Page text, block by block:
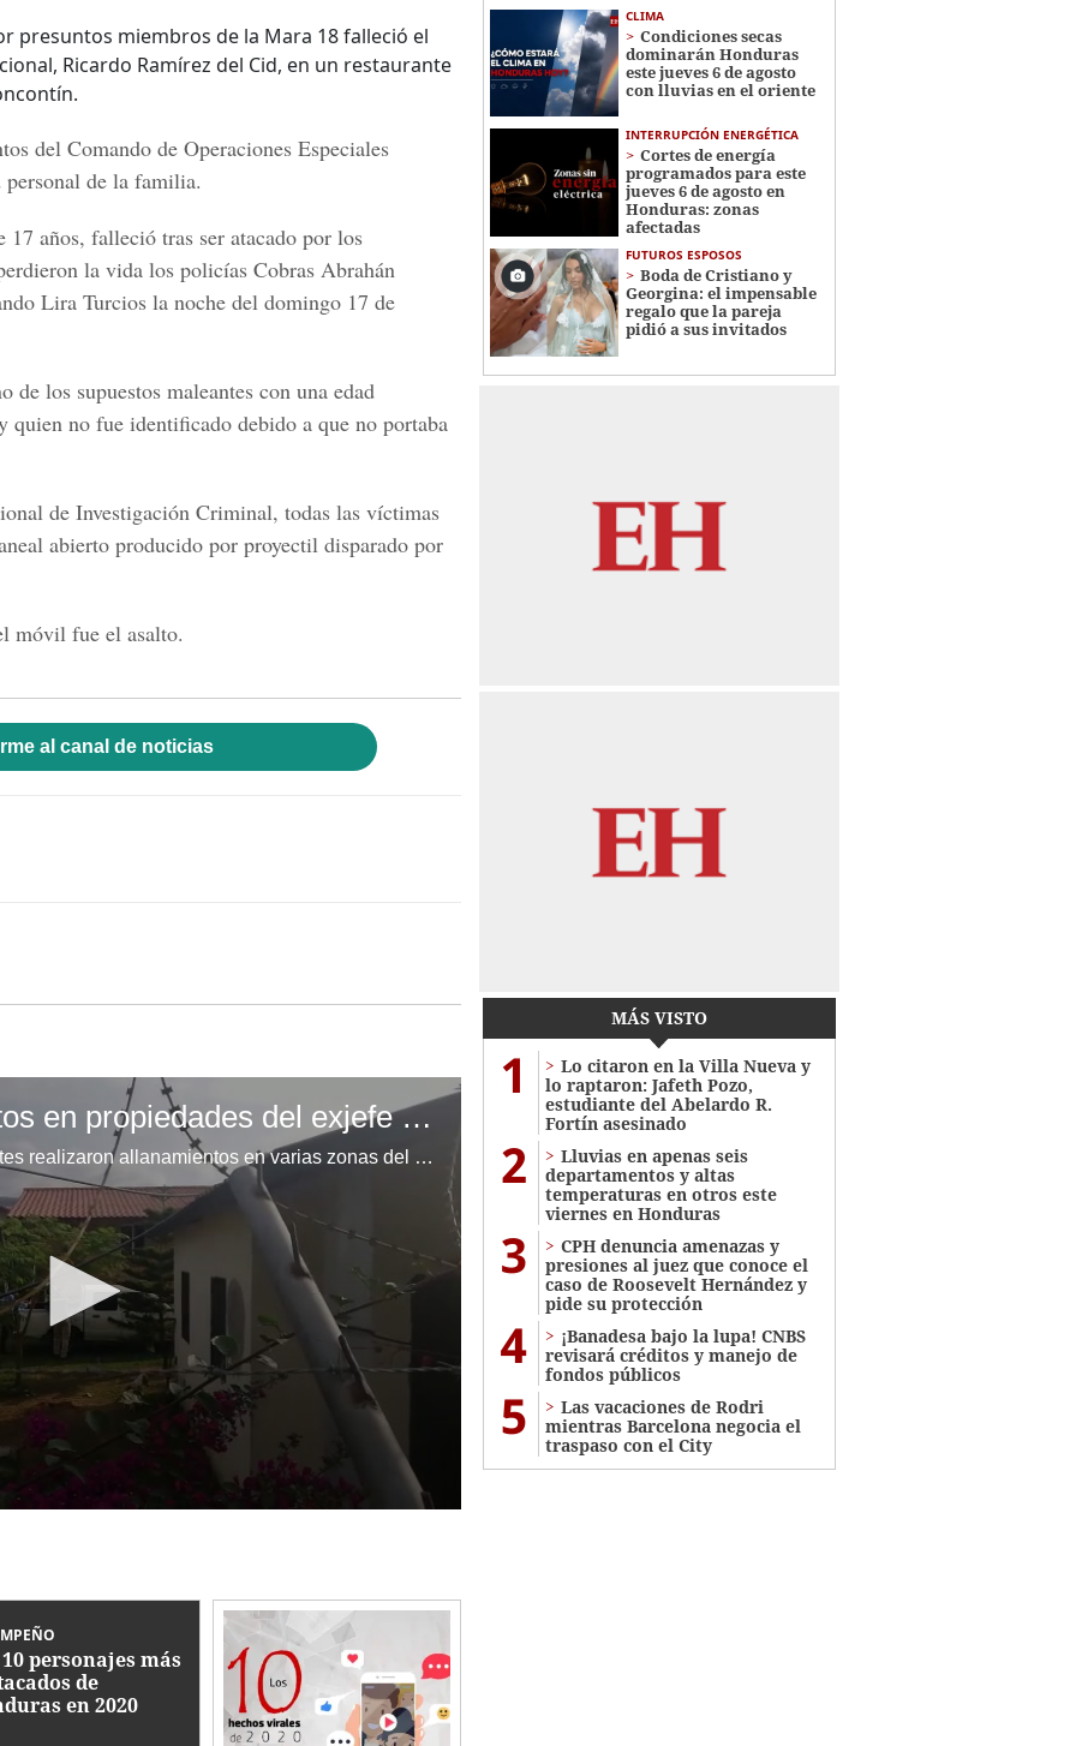
presuntos miembros de la Mara 18 falleció el
Ricardo Ramírez del Cid, en un restaurante
del Comando de Operaciones Especiales
personal de la familia.
años, falleció tras ser atacado por los
la vida los policías Cobras Abrahán
Lira Turcios la noche del domingo 17 de
de los supuestos maleantes con una edad
quien no fue identificado debido a que no portaba
de Investigación Criminal, todas las víctimas
abierto producido por proyectil disparado por
móvil fue el asalto.
al canal de noticias
Realizan allanamientos en propiedades del exjefe de la Policía, Ramírez del Cid
Desde tempranas horas los agentes realizaron allanamientos en varias zonas del país donde el exjerarca de la Policía tiene propiedades, una de ellas localizada en la aldea Mateo de Francisco Morazán. Video: Estalin Irías | EL HERALDO.
personajes más
de
en 2020
CLIMA
Condiciones secas
dominarán Honduras
este jueves 6 de agosto
con lluvias en el oriente
INTERRUPCIÓN ENERGÉTICA
Cortes de energía
programados para este
jueves 6 de agosto en
Honduras: zonas
afectadas
FUTUROS ESPOSOS
Boda de Cristiano y
Georgina: el impensable
regalo que la pareja
pidió a sus invitados
MÁS VISTO
1
Lo citaron en la Villa Nueva y
lo raptaron: Jafeth Pozo,
estudiante del Abelardo R.
Fortín asesinado
2
Lluvias en apenas seis
departamentos y altas
temperaturas en otros este
viernes en Honduras
3
CPH denuncia amenazas y
presiones al juez que conoce el
caso de Roosevelt Hernández y
pide su protección
4
¡Banadesa bajo la lupa! CNBS
revisará créditos y manejo de
fondos públicos
5
Las vacaciones de Rodri
mientras Barcelona negocia el
traspaso con el City